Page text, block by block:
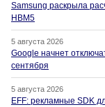
Samsung раскрыла
HBM5
5 августа 2026
Google начнет
сентября
5 августа 2026
EFF: рекламные SDK